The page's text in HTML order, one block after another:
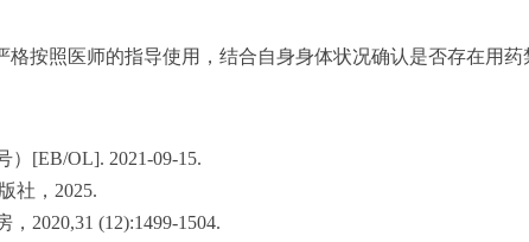
按照医师的指导使用，结合自身身体状况确认是否存在用
[EB/OL]. 2021-09-15.
社，2025.
2020,31 (12):1499-1504.